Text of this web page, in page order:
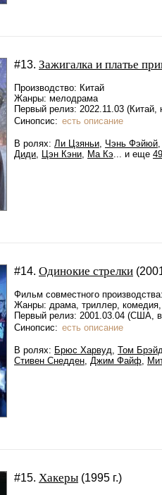
#13. Зажигалка и платье
Производство: Китай
Жанры: мелодрама
Первый релиз: 2022.11.03 (Китай,
Синопсис: есть описание
В ролях: Ли Цзяньи, Чэнь Фэйюй
Диди, Цэн Кэни, Ма Кэ... и еще
#14. Одинокие стрелки
Фильм совместного
Жанры: драма, триллер, комедия,
Первый релиз: 2001.03.04 (США,
Синопсис: есть описание
В ролях: Брюс Харвуд, Том
Стивен Снедден, Джим Файф,
#15. Хакеры (1995 г.)